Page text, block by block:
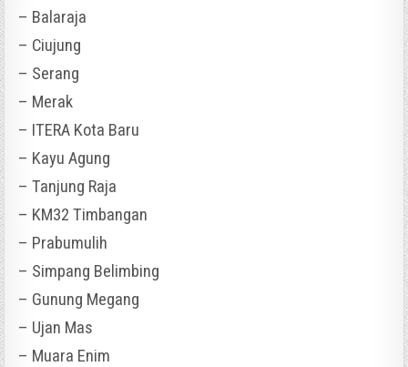
– Balaraja
– Ciujung
– Serang
– Merak
– ITERA Kota Baru
– Kayu Agung
– Tanjung Raja
– KM32 Timbangan
– Prabumulih
– Simpang Belimbing
– Gunung Megang
– Ujan Mas
– Muara Enim